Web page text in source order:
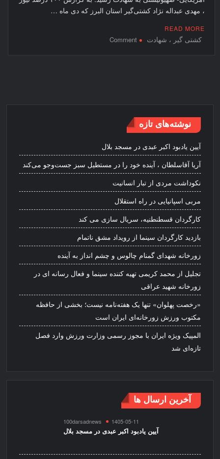
، مهدی عبداله نژاد کشتی‌گیر استان البرز که دی ماه …
READ MORE
کشتی گیر ، شهادت Comment
on
نوشته‌های تازه
آیین یادبود اکبر عبدی در مسجد بلال
آریا آقاسلطان ، آینده خود را در مستطیل سبز جست‌وجو می‌کند
نکوداشت مردی از تبار انسانیت
مربی اسپانیایی در راه استقلال
کارگردان قسطنطنیه، سریال سازی می کند
بازدید کارگردان سینما از رویداد مشق ناتمام
زورخانه شهدای گمنام چالوس و چشم انداز به آینده
تجلیل از محمد کریمی تهیه کننده سینما و فعال رسانه ای در
زورخانه شهید عراقی
«رخصت پهلوان» تنها یک هفته‌نامه نیست؛ بخشی از حافظه
مکتوب ورزش زورخانه‌ای ایران است
المپیک ویژه ایران با مجوز رسمی وزارت ورزش وارد فصل
تازه‌ای شد
آخرین ارسال ها
100darsadnews 1405-05-11
آیین یادبود اکبر عبدی در مسجد بلال